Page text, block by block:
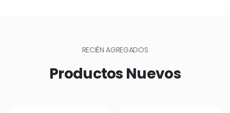
RECIÉN AGREGADOS
Productos Nuevos